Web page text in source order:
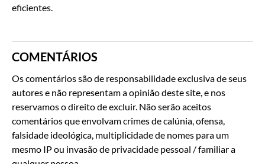
eficientes.
COMENTÁRIOS
Os comentários são de responsabilidade exclusiva de seus
autores e não representam a opinião deste site, e nos
reservamos o direito de excluir. Não serão aceitos
comentários que envolvam crimes de calúnia, ofensa,
falsidade ideológica, multiplicidade de nomes para um
mesmo IP ou invasão de privacidade pessoal / familiar a